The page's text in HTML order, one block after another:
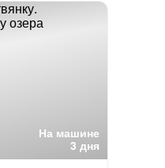
На машине
3 дня